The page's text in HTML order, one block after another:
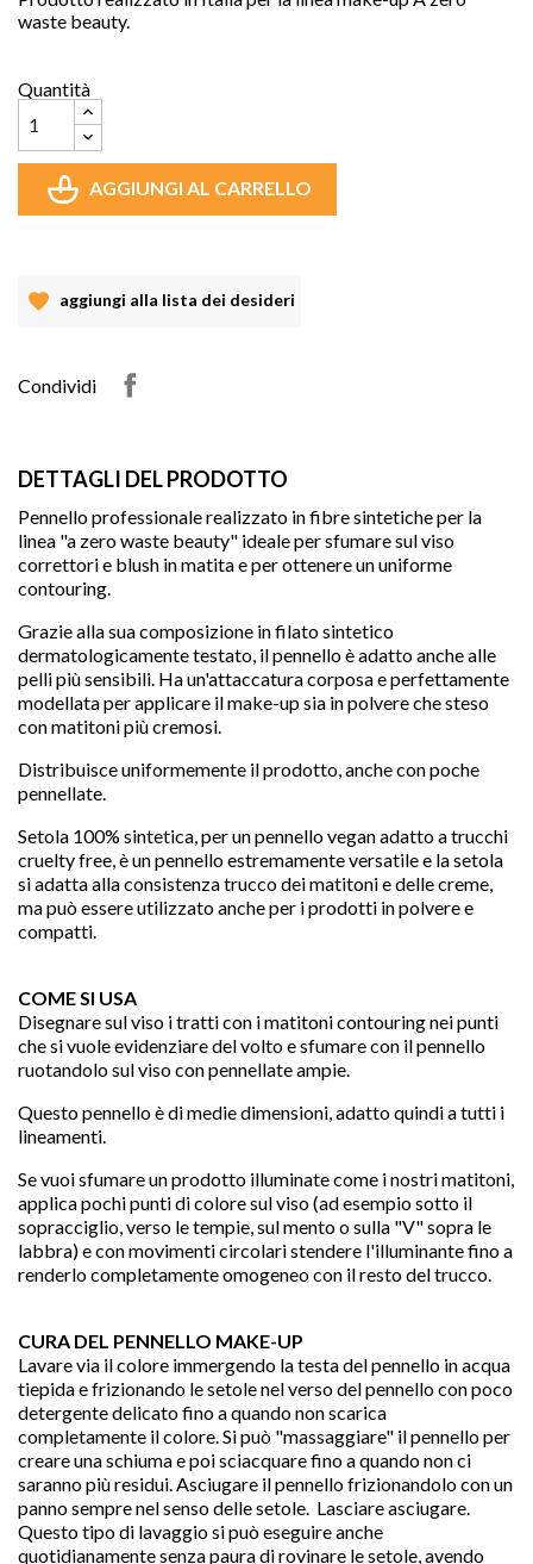
waste beauty.
Quantità

AGGIUNGI AL CARRELLO
favorite
aggiungi alla lista dei desideri
Condividi
DETTAGLI DEL PRODOTTO
Pennello professionale realizzato in fibre sintetiche per la
linea "a zero waste beauty" ideale per sfumare sul viso
correttori e blush in matita e per ottenere un uniforme
contouring.
Grazie alla sua composizione in filato sintetico
dermatologicamente testato, il pennello è adatto anche alle
pelli più sensibili. Ha un'attaccatura corposa e perfettamente
modellata per applicare il make-up sia in polvere che steso
con matitoni più cremosi.
Distribuisce uniformemente il prodotto, anche con poche
pennellate.
Setola 100% sintetica, per un pennello vegan adatto a trucchi
cruelty free, è un pennello estremamente versatile e la setola
si adatta alla consistenza trucco dei matitoni e delle creme,
ma può essere utilizzato anche per i prodotti in polvere e
compatti.
COME SI USA
Disegnare sul viso i tratti con i matitoni contouring nei punti
che si vuole evidenziare del volto e sfumare con il pennello
ruotandolo sul viso con pennellate ampie.
Questo pennello è di medie dimensioni, adatto quindi a tutti i
lineamenti.
Se vuoi sfumare un prodotto illuminate come i nostri matitoni,
applica pochi punti di colore sul viso (ad esempio sotto il
sopracciglio, verso le tempie, sul mento o sulla "V" sopra le
labbra) e con movimenti circolari stendere l'illuminante fino a
renderlo completamente omogeneo con il resto del trucco.
CURA DEL PENNELLO MAKE-UP
Lavare via il colore immergendo la testa del pennello in acqua
tiepida e frizionando le setole nel verso del pennello con poco
detergente delicato fino a quando non scarica
completamente il colore. Si può "massaggiare" il pennello per
creare una schiuma e poi sciacquare fino a quando non ci
saranno più residui. Asciugare il pennello frizionandolo con un
panno sempre nel senso delle setole. Lasciare asciugare.
Questo tipo di lavaggio si può eseguire anche
quotidianamente senza paura di rovinare le setole, avendo